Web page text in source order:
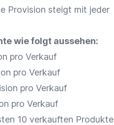
Provision steigt mit jeder
wie folgt aussehen:
pro Verkauf
pro Verkauf
pro Verkauf
pro Verkauf
10 verkauften